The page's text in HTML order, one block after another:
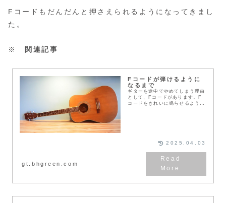
Fコードもだんだんと押さえられるようになってきまし
た。
※ 関連記事
Fコードが弾けるように
なるまで
ギターを途中でやめてしまう理由
として、Fコードがあります。F
コードをきれいに鳴らせるように
gt.bhgreen.com
2025.04.03